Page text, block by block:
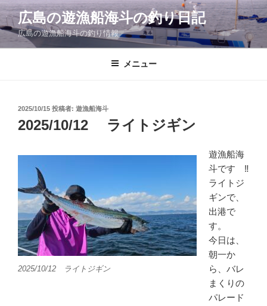
コ
ン
ン
広島の遊漁船海斗の釣り日記
広島の遊漁船海斗の釣り情報
メニュー
投
稿
日:
2025/10/15 投稿者: 遊漁船海斗
2025/10/12 ライトジギン
2025/10/12 ライトジギン
遊漁船海
斗です ‼
ライトジ
ギンで、
出港で
す。
今日は、
朝一か
ら、バレ
まくりの
パレード